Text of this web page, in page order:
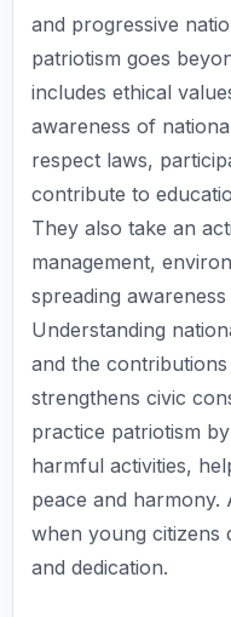
and progressive
patriotism goes
includes ethical
awareness of
respect laws,
contribute to
They also take an
management,
spreading
Understanding
and the
strengthens civic
practice patriotism
harmful activities,
peace and
when young citizens
and dedication.